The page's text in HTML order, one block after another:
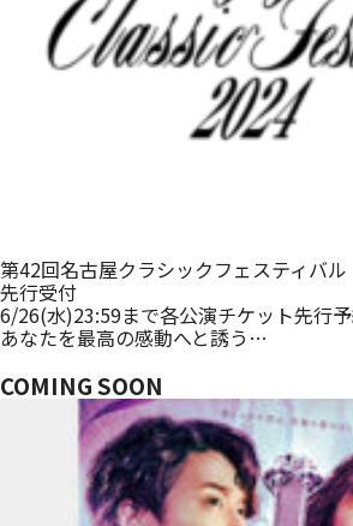
第42回名古屋クラシックフェスティバル
先行受付
6/26(水)23:59まで各公演チケット先行予
あなたを最高の感動へと誘う…
COMING SOON